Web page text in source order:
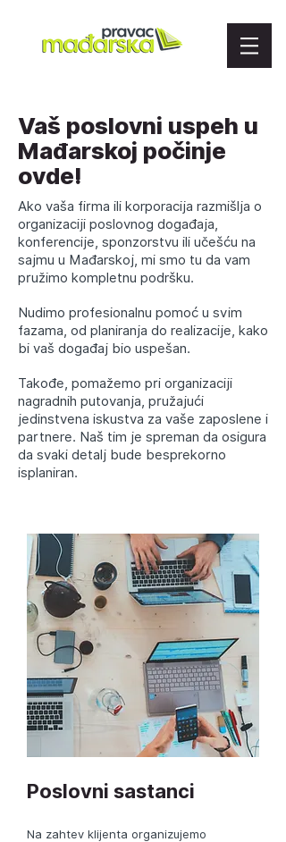
Vaš poslovni uspeh u
Mađarskoj počinje
ovde!
Ako vaša firma ili korporacija razmišlja o
organizaciji poslovnog događaja,
konferencije, sponzorstvu ili učešću na
sajmu u Mađarskoj, mi smo tu da vam
pružimo kompletnu podršku.
Nudimo profesionalnu pomoć u svim
fazama, od planiranja do realizacije, kako
bi vaš događaj bio uspešan.
Takođe, pomažemo pri organizaciji
nagradnih putovanja, pružajući
jedinstvena iskustva za vaše zaposlene i
partnere. Naš tim je spreman da osigura
da svaki detalj bude besprekorno
isplaniran.
Poslovni sastanci
Na zahtev klijenta organizujemo